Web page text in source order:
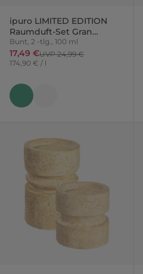
ipuro LIMITED EDITION
Raumduft-Set Gran
Canaria & Mykonos
Bunt, 2 -tlg., 100 ml
17,49 €UVP 24,99 €
174,90 € / l